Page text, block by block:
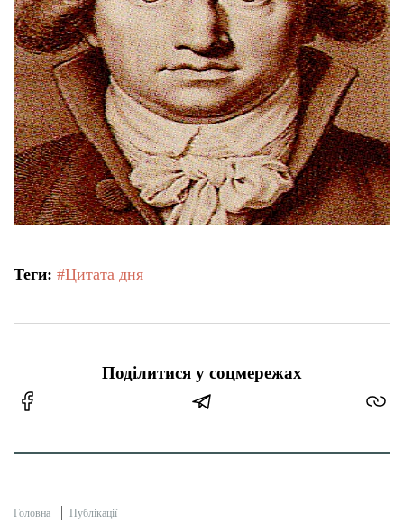
Теги: #Цитата дня
Поділитися у соцмережах
Головна Публікації